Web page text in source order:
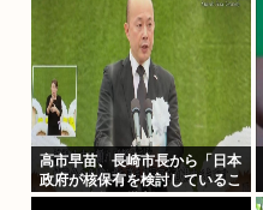
高市早苗、長崎市長から「日本
政府が核保有を検討しているこ
と」を公然と批判され思いっき